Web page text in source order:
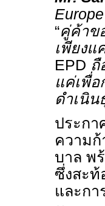
“คู่ค้าข
เพียง
EPD ถื
แค่เพื่
ดำเนิน
ประกา
ความ
บาล พ
ซึ่งสะท้
และกา